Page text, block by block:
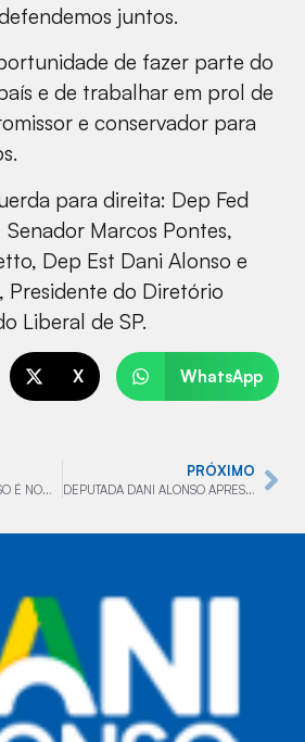
juntos.
de fazer parte do
e de trabalhar em prol de
e conservador para
para direita: Dep Fed
Marcos Pontes,
Dep Est Dani Alonso e
Presidente do Diretório
Liberal de SP.
X WhatsApp
DEPUTADA DANI ALONSO É NOMEADA PARA AS COMISSÕES DE SAÚDE E INFRAESTRUTURA
PRÓXIMO
DEPUTADA DANI ALONSO APRESENTA PROJETO PARA COMBATER VIOLÊNCIA NAS ESCOLAS